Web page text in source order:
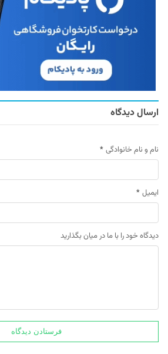
ارسال دیدگاه
نام و نام خانوادگی *
ایمیل *
دیدگاه خود را با ما در میان بگذارید